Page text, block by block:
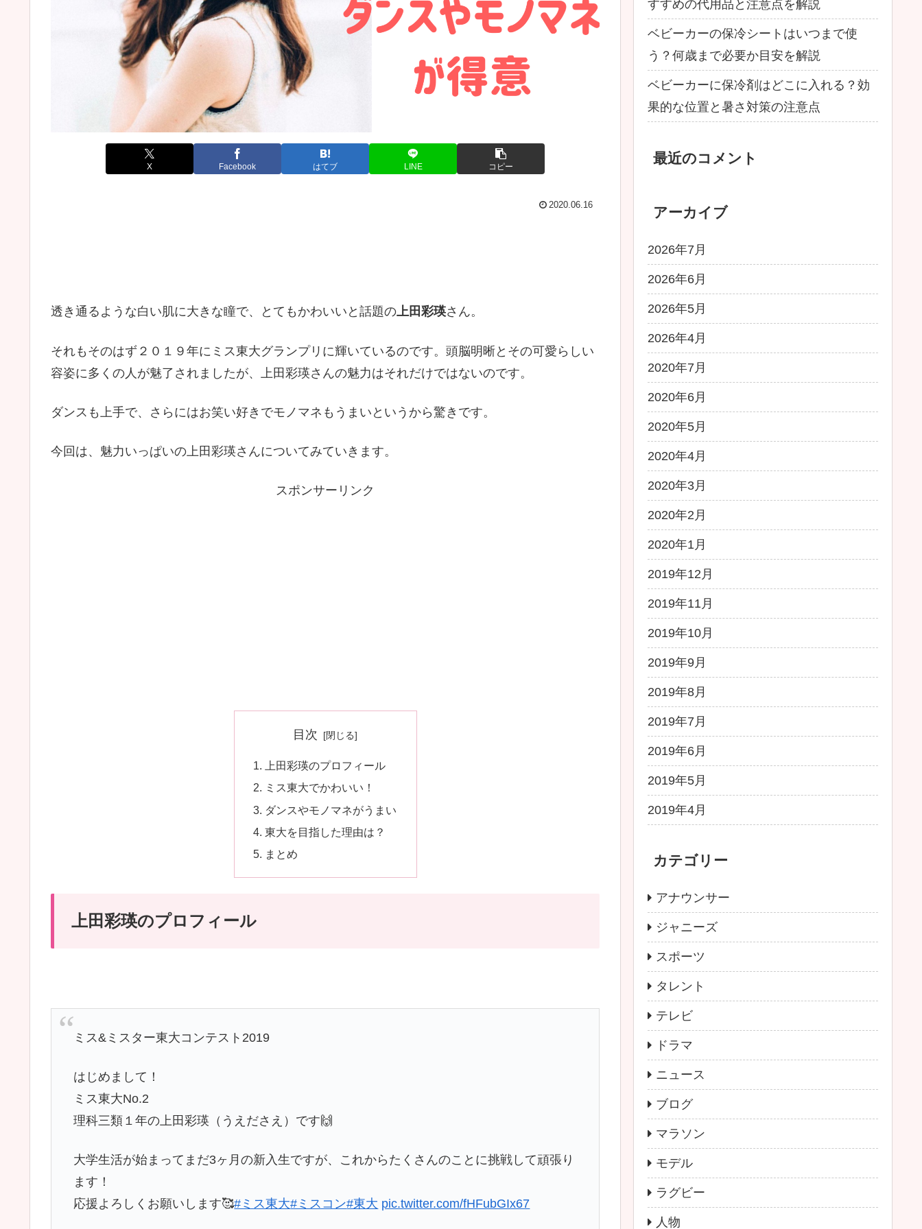
X Facebook はてブ LINE コピー
2020.06.16
透き通るような白い肌に大きな瞳で、とてもかわいいと話題の上田彩瑛さん。
それもそのはず２０１９年にミス東大グランプリに輝いているのです。頭脳明晰とその可愛らしい
容姿に多くの人が魅了されましたが、上田彩瑛さんの魅力はそれだけではないのです。
ダンスも上手で、さらにはお笑い好きでモノマネもうまいというから驚きです。
今回は、魅力いっぱいの上田彩瑛さんについてみていきます。
スポンサーリンク
目次
上田彩瑛のプロフィール
ミス東大でかわいい！
ダンスやモノマネがうまい
東大を目指した理由は？
まとめ
上田彩瑛のプロフィール
ミス&ミスター東大コンテスト2019
はじめまして！
ミス東大No.2
理科三類１年の上田彩瑛（うえださえ）です🙌
大学生活が始まってまだ3ヶ月の新入生ですが、これからたくさんのことに挑戦して頑張り
ます！
応援よろしくお願いします🥰#ミス東大#ミスコン#東大 pic.twitter.com/fHFubGIx67
すすめの代用品と注意点を解説
ベビーカーの保冷シートはいつまで使
う？何歳まで必要か目安を解説
ベビーカーに保冷剤はどこに入れる？効
果的な位置と暑さ対策の注意点
最近のコメント
アーカイブ
2026年7月
2026年6月
2026年5月
2026年4月
2020年7月
2020年6月
2020年5月
2020年4月
2020年3月
2020年2月
2020年1月
2019年12月
2019年11月
2019年10月
2019年9月
2019年8月
2019年7月
2019年6月
2019年5月
2019年4月
カテゴリー
アナウンサー
ジャニーズ
スポーツ
タレント
テレビ
ドラマ
ニュース
ブログ
マラソン
モデル
ラグビー
人物